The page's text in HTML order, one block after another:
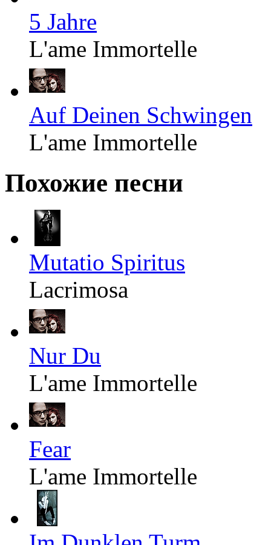
5 Jahre
L'ame Immortelle
Auf Deinen Schwingen
L'ame Immortelle
Похожие песни
Mutatio Spiritus
Lacrimosa
Nur Du
L'ame Immortelle
Fear
L'ame Immortelle